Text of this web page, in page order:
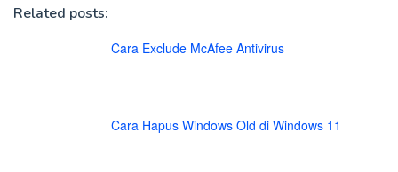
Related posts:
Cara Exclude McAfee Antivirus
Cara Hapus Windows Old di Windows 11